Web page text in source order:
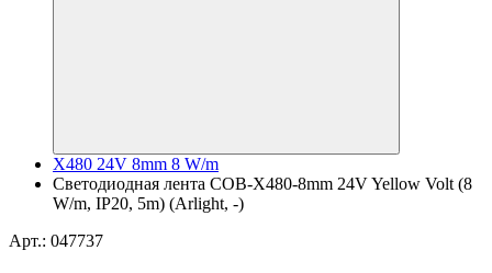
X480 24V 8mm 8 W/m
Светодиодная лента COB-X480-8mm 24V Yellow Volt (8
W/m, IP20, 5m) (Arlight, -)
Арт.: 047737